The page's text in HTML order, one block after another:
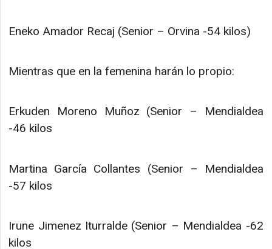
Eneko Amador Recaj (Senior – Orvina -54 kilos)
Mientras que en la femenina harán lo propio:
Erkuden Moreno Muñoz (Senior – Mendialdea
-46 kilos
Martina García Collantes (Senior – Mendialdea
-57 kilos
Irune Jimenez Iturralde (Senior – Mendialdea -62
kilos